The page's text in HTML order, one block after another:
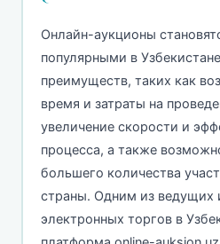
Онлайн-аукционы
популярными в
преимуществ, таких как
время и затраты на
увеличение скорости и
процесса, а также
большего количества
страны. Одним из ведущих
электронных торгов в